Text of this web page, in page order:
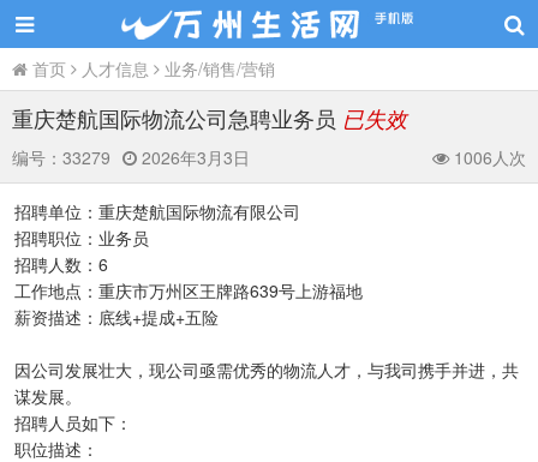
首页 人才信息 业务/销售/营销
重庆楚航国际物流公司急聘业务员 已失效
编号： 33279 2026年3月3日 1006人次
招聘单位：重庆楚航国际物流有限公司
招聘职位：业务员
招聘人数：6
工作地点：重庆市万州区王牌路639号上游福地
薪资描述：底线+提成+五险
因公司发展壮大，现公司亟需优秀的物流人才，与我司携手并进，共
谋发展。
招聘人员如下：
职位描述：